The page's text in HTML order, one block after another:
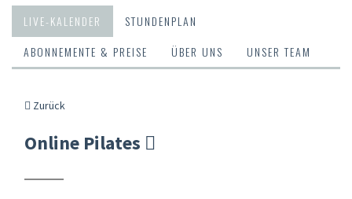
LIVE-KALENDER
STUNDENPLAN
ABONNEMENTE & PREISE
ÜBER UNS UNSER TEAM
Zurück
Online Pilates